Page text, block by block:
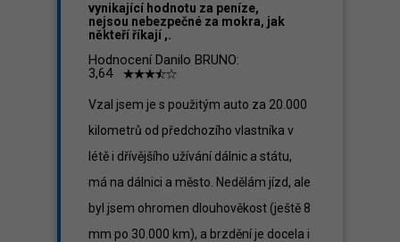
vynikající hodnotu za peníze,
nejsou nebezpečné za mokra, jak
někteří říkají ,.
Hodnocení Danilo BRUNO:
3,64
Vzal jsem je s použitým auto za 20.000
kilometrů od předchozího vlastníka v
létě i dřívějšího užívání dálnic a státu,
má na dálnici a město. Nedělám jízd, ale
byl jsem ohromen dlouhověkost (ještě 8
mm po 30.000 km), a brzdění je docela i